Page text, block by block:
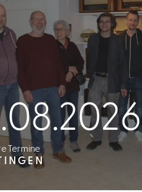
Termine